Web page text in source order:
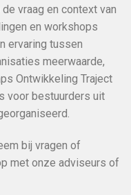
vraag en context van
en workshops
ervaring tussen
meerwaarde,
Ontwikkeling Traject
voor bestuurders uit
bij vragen of
met onze adviseurs of